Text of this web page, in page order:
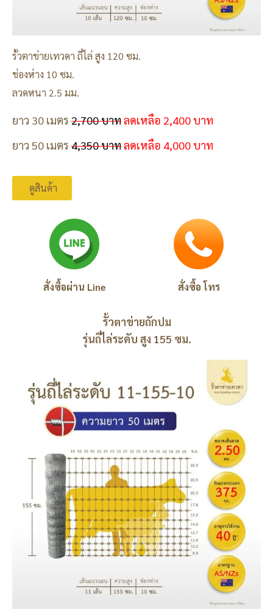
รั้วตาข่ายเทวดา ถี่ไล่ สูง 120 ซม.
ช่องห่าง 10 ซม.
ลวดหนา 2.5 มม.
ยาว 30 เมตร 2,700 บาทลดเหลือ 2,400 บาท
ยาว 50 เมตร 4,350 บาทลดเหลือ 4,000 บาท
ดูสินค้า
สั่งซื้อผ่าน Line สั่งซื้อ โทร
รั้วตาข่ายถักปม
รุ่นถี่ไล่ระดับ สูง 155 ซม.